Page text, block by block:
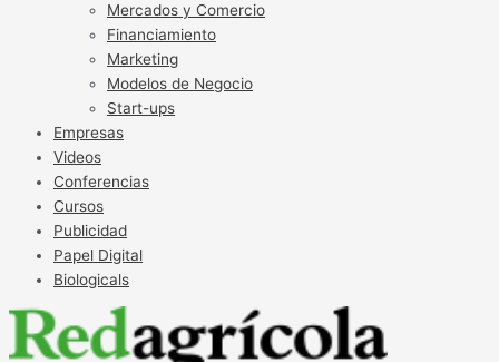
Mercados y Comercio
Financiamiento
Marketing
Modelos de Negocio
Start-ups
Empresas
Videos
Conferencias
Cursos
Publicidad
Papel Digital
Biologicals